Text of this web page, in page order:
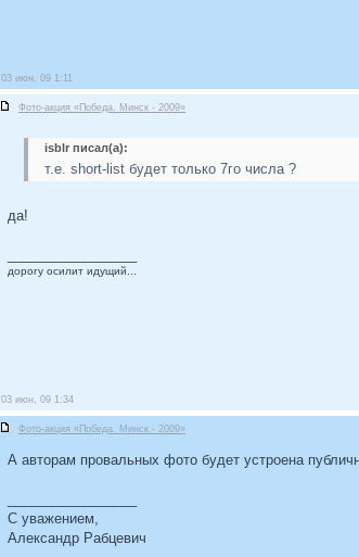
03 июн, 09 1:11
Фото-акция «Победа. Минск - 2009»
isblr писал(а):
т.е. short-list будет только 7го числа ?
да!
дорогу осилит идущий...
03 июн, 09 1:34
Фото-акция «Победа. Минск - 2009»
А авторам провальных фото будет устроена
С уважением,
Александр Рабцевич